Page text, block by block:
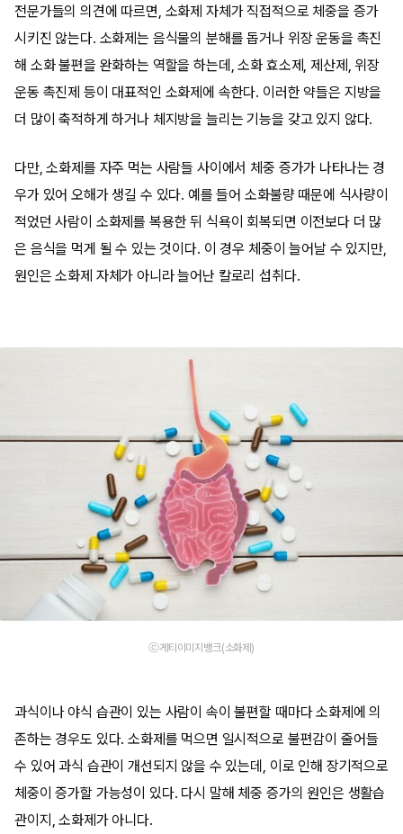
전문가들의 의견에 따르면, 소화제 자체가 직접적으로 체중을 증가
시키진 않는다. 소화제는 음식물의 분해를 돕거나 위장 운동을 촉진
해 소화 불편을 완화하는 역할을 하는데, 소화 효소제, 제산제, 위장
운동 촉진제 등이 대표적인 소화제에 속한다. 이러한 약들은 지방을
더 많이 축적하게 하거나 체지방을 늘리는 기능을 갖고 있지 않다.
다만, 소화제를 자주 먹는 사람들 사이에서 체중 증가가 나타나는 경
우가 있어 오해가 생길 수 있다. 예를 들어 소화불량 때문에 식사량이
적었던 사람이 소화제를 복용한 뒤 식욕이 회복되면 이전보다 더 많
은 음식을 먹게 될 수 있는 것이다. 이 경우 체중이 늘어날 수 있지만,
원인은 소화제 자체가 아니라 늘어난 칼로리 섭취다.
ⓒ게티이미지뱅크(소화제)
과식이나 야식 습관이 있는 사람이 속이 불편할 때마다 소화제에 의
존하는 경우도 있다. 소화제를 먹으면 일시적으로 불편감이 줄어들
수 있어 과식 습관이 개선되지 않을 수 있는데, 이로 인해 장기적으로
체중이 증가할 가능성이 있다. 다시 말해 체중 증가의 원인은 생활습
관이지, 소화제가 아니다.